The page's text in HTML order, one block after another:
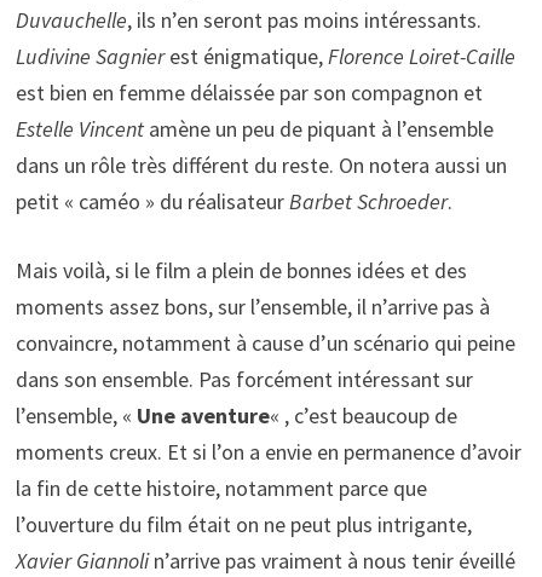
Duvauchelle, ils n’en seront pas moins intéressants.
Ludivine Sagnierest énigmatique,Florence Loiret-Caille
est bien en femme délaissée par son compagnon et
Estelle Vincentamène un peu de piquant à l’ensemble
dans un rôle très différent du reste. On notera aussi un
petit « caméo » du réalisateurBarbet Schroeder.
Mais voilà, si le film a plein de bonnes idées et des
moments assez bons, sur l’ensemble, il n’arrive pas à
convaincre, notamment à cause d’un scénario qui peine
dans son ensemble. Pas forcément intéressant sur
l’ensemble, « Une aventure« , c’est beaucoup de
moments creux. Et si l’on a envie en permanence d’avoir
la fin de cette histoire, notamment parce que
l’ouverture du film était on ne peut plus intrigante,
Xavier Giannolin’arrive pas vraiment à nous tenir éveillé